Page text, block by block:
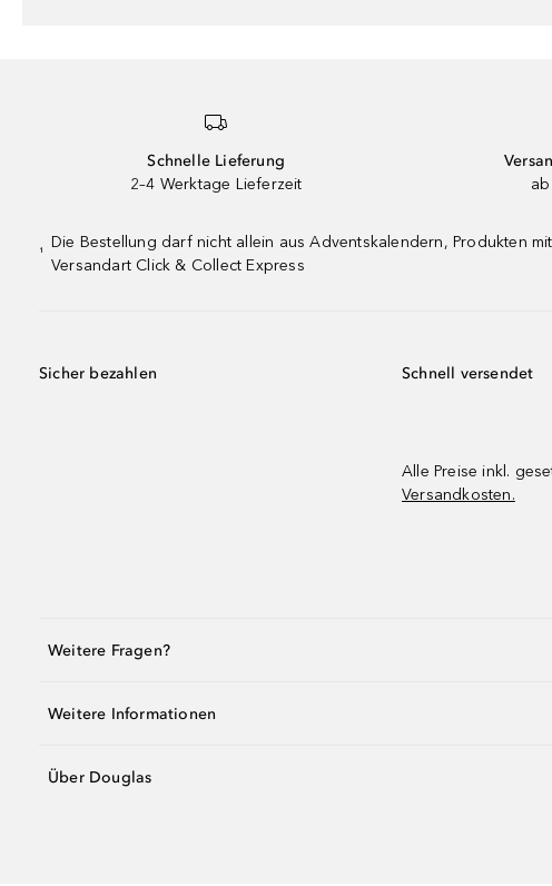
Schnelle Lieferung
2–4 Werktage Lieferzeit
¹
Die Bestellung darf nicht allein aus Adventskalendern, Produkten
Versandart Click & Collect Express
Sicher bezahlen Schnell versendet
Alle Preise inkl.
Versandkosten.
Weitere Fragen?
Weitere Informationen
Über Douglas